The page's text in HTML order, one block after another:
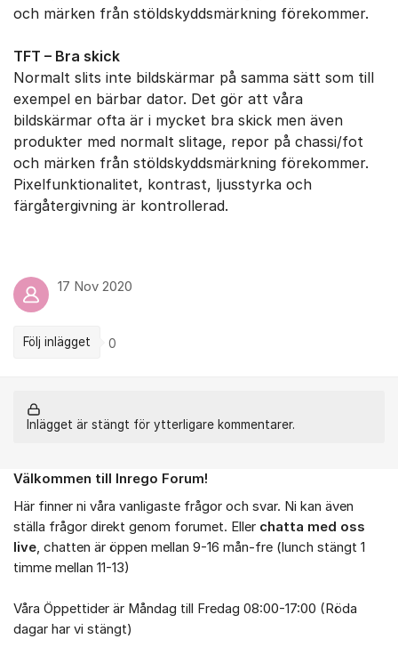
och märken från stöldskyddsmärkning förekommer.
TFT – Bra skick
Normalt slits inte bildskärmar på samma sätt som till
exempel en bärbar dator. Det gör att våra
bildskärmar ofta är i mycket bra skick men även
produkter med normalt slitage, repor på chassi/fot
och märken från stöldskyddsmärkning förekommer.
Pixelfunktionalitet, kontrast, ljusstyrka och
färgåtergivning är kontrollerad.
17 Nov 2020
Följ inlägget 0
Inlägget är stängt för ytterligare kommentarer.
Om forumet
Välkommen till Inrego Forum!
Här finner ni våra vanligaste frågor och svar. Ni kan även
ställa frågor direkt genom forumet. Eller chatta med oss
live, chatten är öppen mellan 9-16 mån-fre (lunch stängt 1
timme mellan 11-13)
Våra Öppettider är Måndag till Fredag 08:00-17:00 (Röda
dagar har vi stängt)